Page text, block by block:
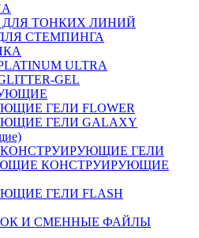
ДЛЯ ТОНКИХ ЛИНИЙ
СТЕМПИНГА
ULTRA
GEL
ГЕЛИ FLOWER
ГЕЛИ GALAXY
КОНСТРУИРУЮЩИЕ ГЕЛИ
КОНСТРУИРУЮЩИЕ
ГЕЛИ FLASH
И СМЕННЫЕ ФАЙЛЫ